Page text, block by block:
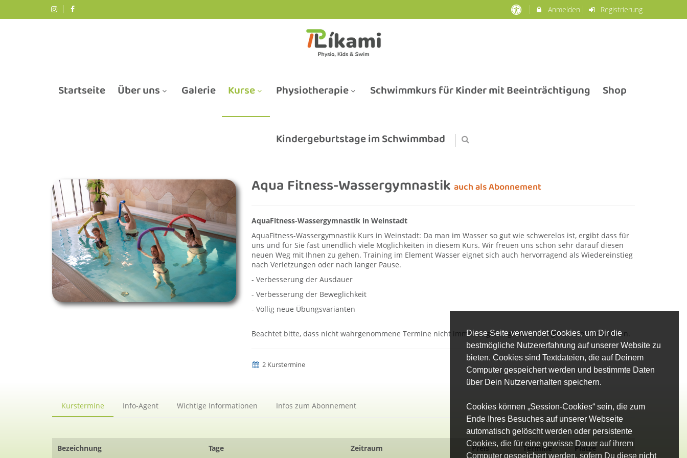
Diese Seite verwendet Cookies, um Dir die
bestmögliche Nutzererfahrung auf unserer Website zu
bieten. Cookies sind Textdateien, die auf Deinem
Computer gespeichert werden und bestimmte Daten
über Dein Nutzerverhalten speichern.
Cookies können „Session-Cookies“ sein, die zum
Ende Ihres Besuches auf unserer Webseite
automatisch gelöscht werden oder persistente
Cookies, die für eine gewisse Dauer auf ihrem
Computer gespeichert werden, sofern Du diese nicht
Anmelden Registrierung
Startseite Über uns Galerie Kurse Physiotherapie Schwimmkurs für Kinder mit Beeinträchtigung Shop
Kindergeburtstage im Schwimmbad
Aqua Fitness-Wassergymnastik auch als Abonnement
AquaFitness-Wassergymnastik in Weinstadt
AquaFitness-Wassergymnastik Kurs in Weinstadt: Da man im Wasser so gut wie schwerelos ist, ergibt dass für
uns und für Sie fast unendlich viele Möglichkeiten in diesem Kurs. Wir freuen uns schon sehr darauf diesen
neuen Weg mit Ihnen zu gehen. Training im Element Wasser eignet sich auch hervorragend als Wiedereinstieg
nach Verletzungen oder nach langer Pause.
- Verbesserung der Ausdauer
- Verbesserung der Beweglichkeit
- Völlig neue Übungsvarianten
Beachtet bitte, dass nicht wahrgenommene Termine nicht immer angehängt oder nachgeholt werden können.
2 Kurstermine
Kurstermine Info-Agent Wichtige Informationen Infos zum Abonnement
Bezeichnung Tage Zeitraum Preis Termine Plätze